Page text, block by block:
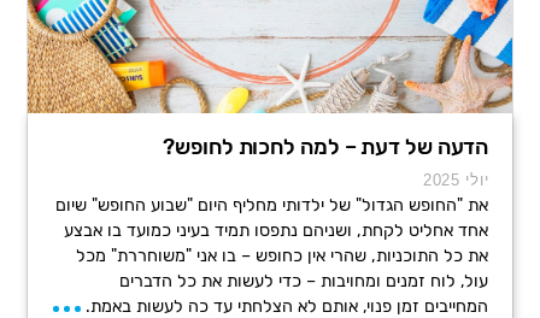
הדעה של דעת – למה לחכות לחופש?
יולי 2025
את "החופש הגדול" של ילדותי מחליף היום "שבוע החופש" שיום
אחד אחליט לקחת, ושניהם נתפסו תמיד בעיני כמועד בו אבצע
את כל התוכניות, שהרי אין כחופש – בו אני "משוחררת" מכל
עול, לוח זמנים ומחויבות – כדי לעשות את כל הדברים
המחייבים זמן פנוי, אותם לא הצלחתי עד כה לעשות באמת.